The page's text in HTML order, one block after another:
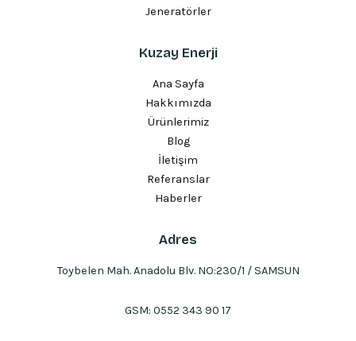
Jeneratörler
Kuzay Enerji
Ana Sayfa
Hakkımızda
Ürünlerimiz
Blog
İletişim
Referanslar
Haberler
Adres
Toybelen Mah. Anadolu Blv. NO:230/1 / SAMSUN
GSM: 0552 343 90 17